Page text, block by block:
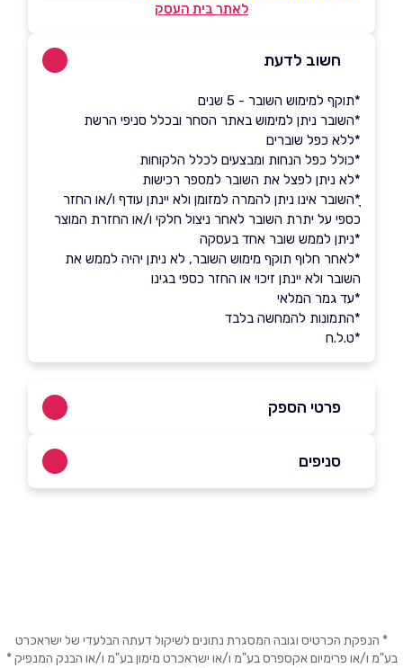
לאתר בית העסק
חשוב לדעת
*תוקף למימוש השובר - 5 שנים
*השובר ניתן למימוש באתר הסחר ובכלל סניפי הרשת
*ללא כפל שוברים
*כולל כפל הנחות ומבצעים לכלל הלקוחות
*לא ניתן לפצל את השובר למספר רכישות
ָָ*השובר אינו ניתן להמרה למזומן ולא יינתן עודף ו/או החזר
כספי על יתרת השובר לאחר ניצול חלקי ו/או החזרת המוצר
*ניתן לממש שובר אחד בעסקה
*לאחר חלוף תוקף מימוש השובר, לא ניתן יהיה לממש את
השובר ולא יינתן זיכוי או החזר כספי בגינו
*עד גמר המלאי
*התמונות להמחשה בלבד
*ט.ל.ח
פרטי הספק
באתר בפייסבוק באינסטגרם
טלפון*
סניפים
מושב בית חירות
* הנפקת הכרטיס וגובה המסגרת נתונים לשיקול דעתה הבלעדי של ישראכרט
בע"מ ו/או פרימיום אקספרס בע"מ ו/או ישראכרט מימון בע"מ ו/או הבנק המנפיק *